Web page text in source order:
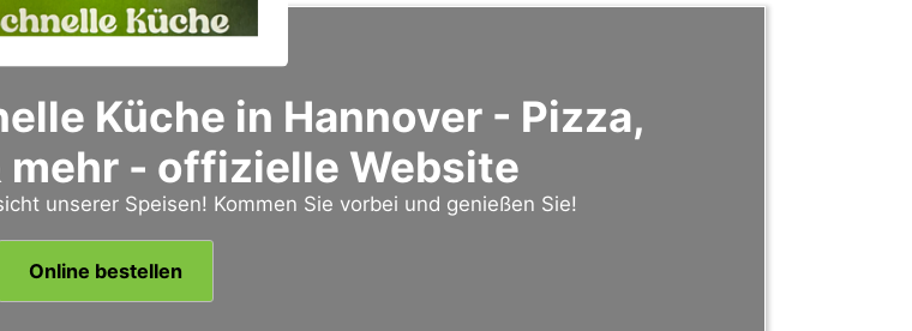
Küche in Hannover - Pizza,
mehr - offizielle Website
unserer Speisen! Kommen Sie vorbei und genießen Sie!
Online bestellen